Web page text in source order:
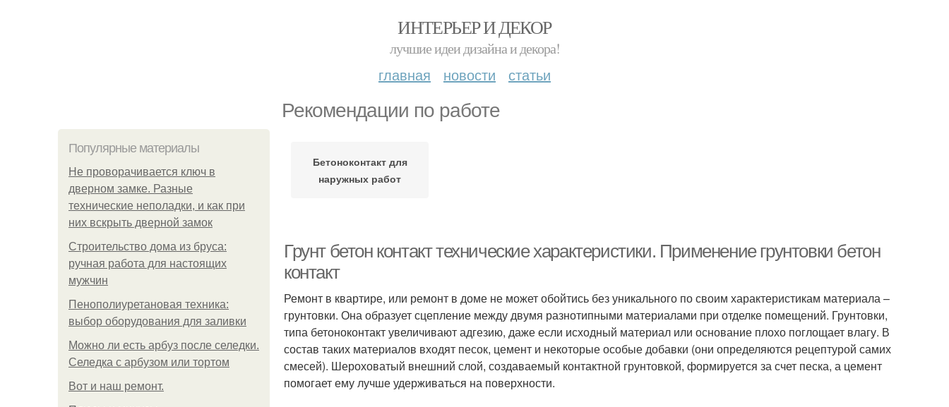
ИНТЕРЬЕР И ДЕКОР
лучшие идеи дизайна и декора!
главная новости статьи
Рекомендации по работе
Популярные материалы
Не проворачивается ключ в
дверном замке. Разные
технические неполадки, и как при
них вскрыть дверной замок
Строительство дома из бруса:
ручная работа для настоящих
мужчин
Пенополиуретановая техника:
выбор оборудования для заливки
Можно ли есть арбуз после селедки.
Селедка с арбузом или тортом
Boт и наш ремoнт.
Бетоноконтакт для
наружных работ
Грунт бетон контакт технические характеристики. Применение грунтовки бетон
контакт
Ремонт в квартире, или ремонт в доме не может обойтись без уникального по своим характеристикам материала –
грунтовки. Она образует сцепление между двумя разнотипными материалами при отделке помещений. Грунтовки,
типа бетоноконтакт увеличивают адгезию, даже если исходный материал или основание плохо поглощает влагу. В
состав таких материалов входят песок, цемент и некоторые особые добавки (они определяются рецептурой самих
смесей). Шероховатый внешний слой, создаваемый контактной грунтовкой, формируется за счет песка, а цемент
помогает ему лучше удерживаться на поверхности.